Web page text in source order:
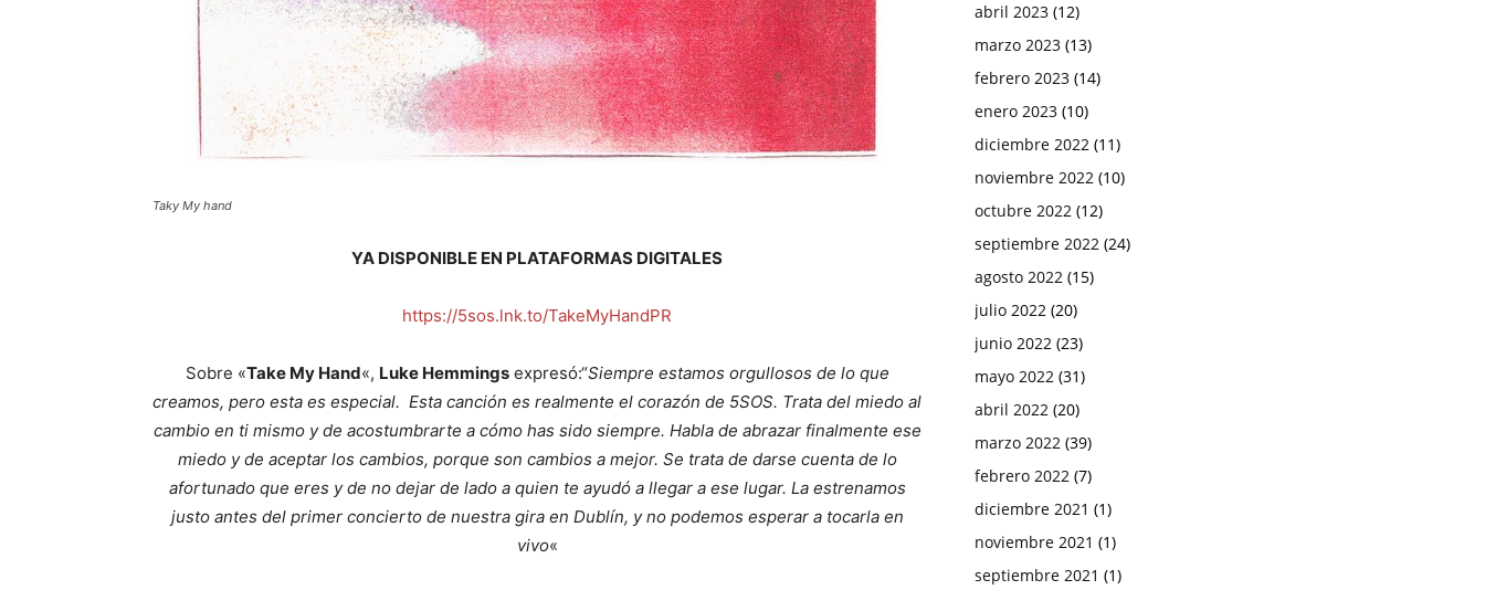
Taky My hand
YA DISPONIBLE EN PLATAFORMAS DIGITALES
https://5sos.lnk.to/TakeMyHandPR
Sobre «Take My Hand«, Luke Hemmingsexpresó:“Siempre estamos orgullosos de lo que
creamos, pero esta es especial. Esta canción es realmente el corazón de 5SOS. Trata del miedo al
cambio en ti mismo y de acostumbrarte a cómo has sido siempre. Habla de abrazar finalmente ese
miedo y de aceptar los cambios, porque son cambios a mejor. Se trata de darse cuenta de lo
afortunado que eres y de no dejar de lado a quien te ayudó a llegar a ese lugar. La estrenamos
justo antes del primer concierto de nuestra gira en Dublín, y no podemos esperar a tocarla en
vivo«
abril 2023 (12)
marzo 2023 (13)
febrero 2023 (14)
enero 2023 (10)
diciembre 2022 (11)
noviembre 2022 (10)
octubre 2022 (12)
septiembre 2022 (24)
agosto 2022 (15)
julio 2022 (20)
junio 2022 (23)
mayo 2022 (31)
abril 2022 (20)
marzo 2022 (39)
febrero 2022 (7)
diciembre 2021 (1)
noviembre 2021 (1)
septiembre 2021 (1)